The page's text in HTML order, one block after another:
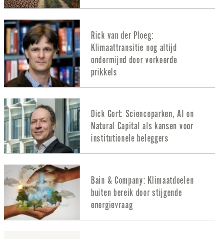
Rick van der Ploeg:
Klimaattransitie nog altijd
ondermijnd door verkeerde
prikkels
Dick Gort: Scienceparken, AI en
Natural Capital als kansen voor
institutionele beleggers
Bain & Company: Klimaatdoelen
buiten bereik door stijgende
energievraag